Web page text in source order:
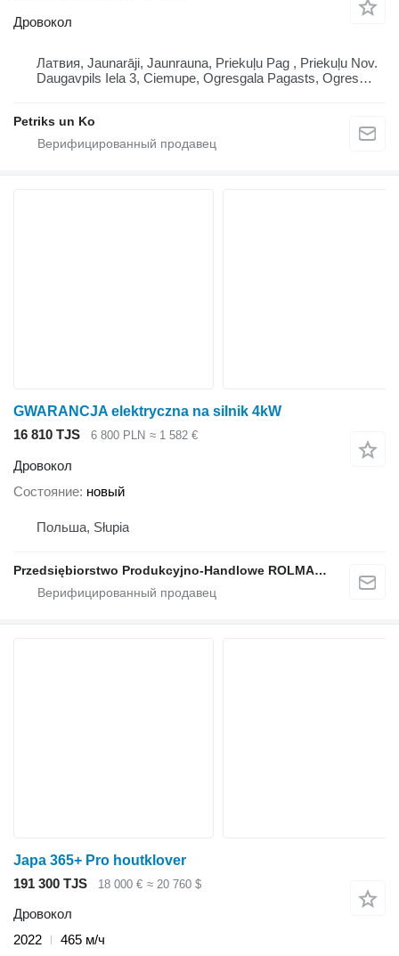
Дровокол
Латвия, Jaunarāji, Jaunrauna, Priekuļu Pag , Priekuļu Nov.
Daugavpils Iela 3, Ciemupe, Ogresgala Pagasts, Ogres
Petriks un Ko
GWARANCJA elektryczna na silnik 4kW
16 810 TJS
6 800 PLN ≈ 1 582 €
Дровокол
Состояние новый
Польша, Słupia
Przedsiębiorstwo Produkcyjno-Handlowe ROLMAPOL Marcin Dziekan
Japa 365+ Pro houtklover
191 300 TJS
18 000 € ≈ 20 760 $
Дровокол
2022
465 м/ч